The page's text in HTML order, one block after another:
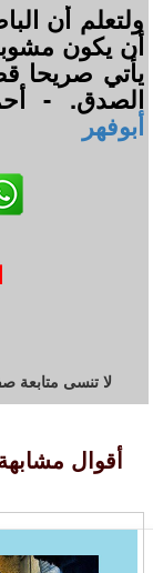
ولتعلم أن
أن يكون
يأتي صريحا
الصدق. -
أبوفهر
لا تنسى متابعة
أقوال